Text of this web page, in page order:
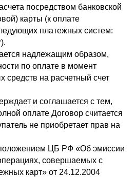
посредством банковской
карты (к оплате
платежных систем:
надлежащим образом,
по оплате в момент
средств на расчетный счет
и соглашается с тем,
оплате Договор считается
не приобретает прав на
положением ЦБ РФ «Об эмиссии
совершаемых с
карт» от 24.12.2004